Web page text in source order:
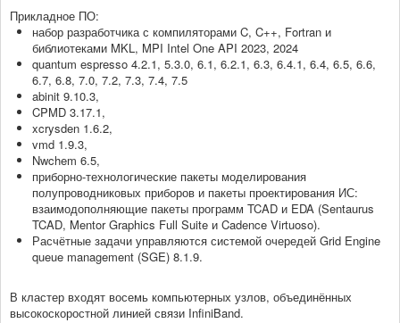
Список заявок
Аккредитация в качестве организации-партнера
Порядок расчета стоимости услуг
Типовая форма договора на оказание услуг
План работы ЦКП
Текущие проекты и отчёты
Научно-технический совет
Ведущая научная школа
Прикладное ПО:
набор разработчика с компиляторами C, C++, Fortran и
библиотеками MKL, MPI Intel One API 2023, 2024
quantum espresso 4.2.1, 5.3.0, 6.1, 6.2.1, 6.3, 6.4.1, 6.4, 6.5, 6.6,
6.7, 6.8, 7.0, 7.2, 7.3, 7.4, 7.5
abinit 9.10.3,
CPMD 3.17.1,
xcrysden 1.6.2,
vmd 1.9.3,
Nwchem 6.5,
приборно-технологические пакеты моделирования
полупроводниковых приборов и пакеты проектирования ИС:
взаимодополняющие пакеты программ TCAD и EDA (Sentaurus
TCAD, Mentor Graphics Full Suite и Cadence Virtuoso).
Расчётные задачи управляются системой очередей Grid Engine
queue management (SGE) 8.1.9.
В кластер входят восемь компьютерных узлов, объединённых
высокоскоростной линией связи InfiniBand.